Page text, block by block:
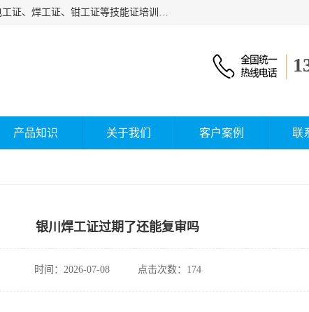
杰森教育专业提供电工证报名、安全员报名考试、特种作业操作证、操作证、宁夏电工,电工证、焊工证、钳工证等技能证培训课程。
产品知识 关于我们 客户案例 联
银川焊工证过期了还能复审吗
时间：2026-07-08 点击次数：174